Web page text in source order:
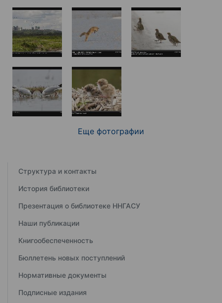
Еще фотографии
Структура и контакты
История библиотеки
Презентация о библиотеке ННГАСУ
Наши публикации
Книгообеспеченность
Бюллетень новых поступлений
Нормативные документы
Подписные издания